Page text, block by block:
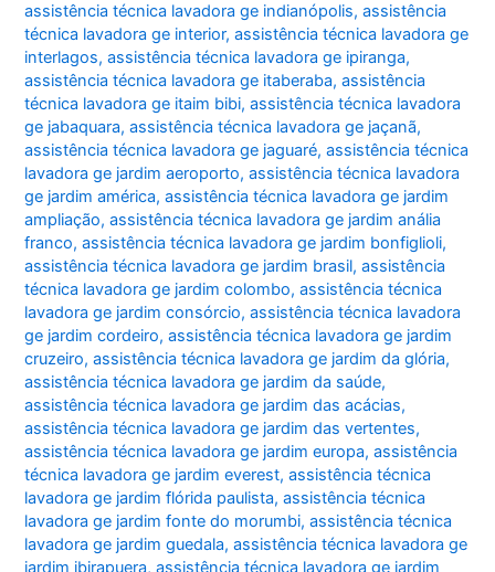
assistência técnica lavadora ge indianópolis,assistência
técnica lavadora ge interior,assistência técnica lavadora ge
interlagos,assistência técnica lavadora ge ipiranga,
assistência técnica lavadora ge itaberaba,assistência
técnica lavadora ge itaim bibi,assistência técnica lavadora
ge jabaquara,assistência técnica lavadora ge jaçanã,
assistência técnica lavadora ge jaguaré,assistência técnica
lavadora ge jardim aeroporto,assistência técnica lavadora
ge jardim américa,assistência técnica lavadora ge jardim
ampliação,assistência técnica lavadora ge jardim anália
franco,assistência técnica lavadora ge jardim bonfiglioli,
assistência técnica lavadora ge jardim brasil,assistência
técnica lavadora ge jardim colombo,assistência técnica
lavadora ge jardim consórcio,assistência técnica lavadora
ge jardim cordeiro,assistência técnica lavadora ge jardim
cruzeiro,assistência técnica lavadora ge jardim da glória,
assistência técnica lavadora ge jardim da saúde,
assistência técnica lavadora ge jardim das acácias,
assistência técnica lavadora ge jardim das vertentes,
assistência técnica lavadora ge jardim europa,assistência
técnica lavadora ge jardim everest,assistência técnica
lavadora ge jardim flórida paulista,assistência técnica
lavadora ge jardim fonte do morumbi,assistência técnica
lavadora ge jardim guedala,assistência técnica lavadora ge
jardim ibirapuera,assistência técnica lavadora ge jardim